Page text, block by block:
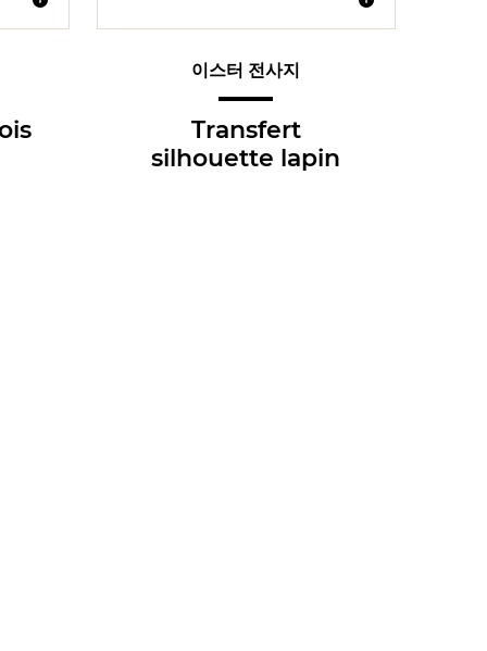
이스터 전사지
Transfert
silhouette lapin